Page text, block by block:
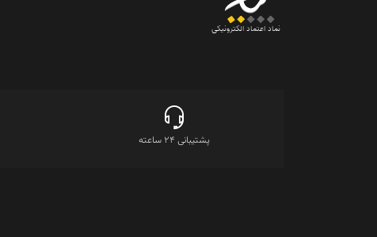
نماد اعتماد الکترونیکی
پشتیبانی 24 ساعته